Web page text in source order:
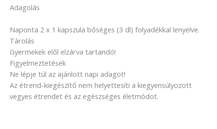
Adagolás
Naponta 2 x 1 kapszula bőséges (3 dl) folyadékkal lenyelve.
Tárolás
Gyermekek elől elzárva tartandó!
Figyelmeztetések
Ne lépje túl az ajánlott napi adagot!
Az étrend-kiegészítő nem helyettesíti a kiegyensúlyozott
vegyes étrendet és az egészséges életmódot.